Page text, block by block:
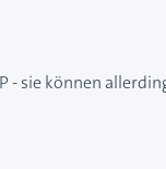
- sie können